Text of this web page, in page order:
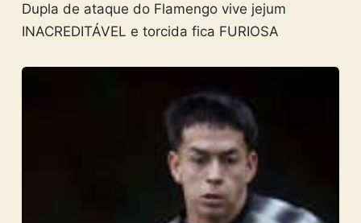
Dupla de ataque do Flamengo vive jejum
INACREDITÁVEL e torcida fica FURIOSA